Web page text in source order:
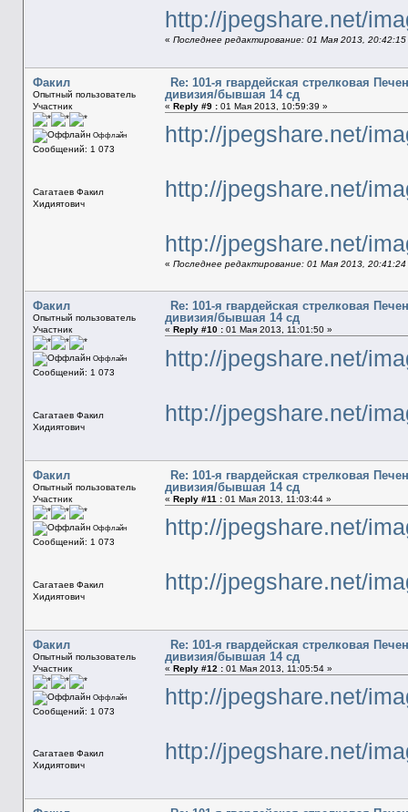
http://jpegshare.net/
« Последнее редактирование: 01 Мая 2013,
Факил
Опытный пользователь
Участник
Оффлайн
Сообщений: 1 073
Сагатаев Факил
Хидиятович
Re: 101-я гвардейская стрелковая
дивизия/бывшая 14 сд
« Reply #9 :01 Мая 2013, 10:59:39 »
http://jpegshare.net/
http://jpegshare.net/
http://jpegshare.net/
« Последнее редактирование: 01 Мая 2013,
Факил
Опытный пользователь
Участник
Оффлайн
Сообщений: 1 073
Сагатаев Факил
Хидиятович
Re: 101-я гвардейская стрелковая
дивизия/бывшая 14 сд
« Reply #10 :01 Мая 2013, 11:01:50 »
http://jpegshare.net/
http://jpegshare.net/
Факил
Опытный пользователь
Участник
Оффлайн
Сообщений: 1 073
Сагатаев Факил
Хидиятович
Re: 101-я гвардейская стрелковая
дивизия/бывшая 14 сд
« Reply #11 :01 Мая 2013, 11:03:44 »
http://jpegshare.net/
http://jpegshare.net/
Факил
Опытный пользователь
Участник
Оффлайн
Сообщений: 1 073
Сагатаев Факил
Хидиятович
Re: 101-я гвардейская стрелковая
дивизия/бывшая 14 сд
« Reply #12 :01 Мая 2013, 11:05:54 »
http://jpegshare.net/
http://jpegshare.net/